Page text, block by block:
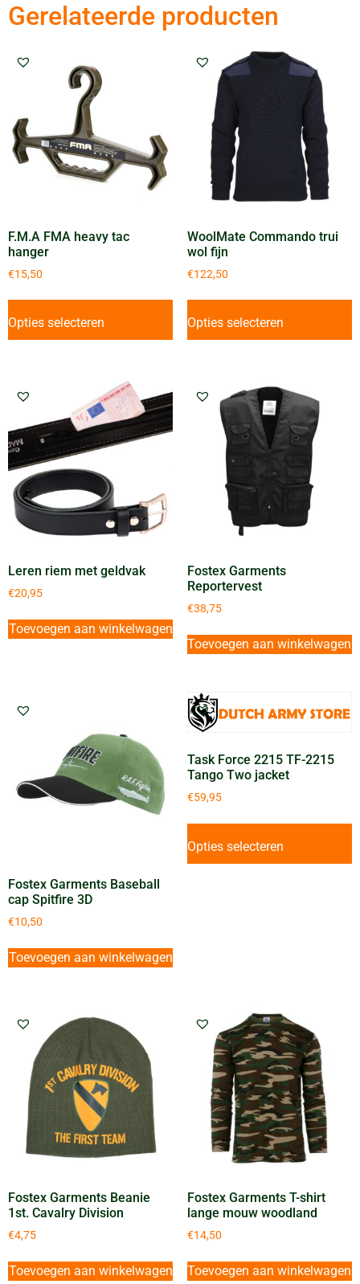
Gerelateerde producten
F.M.A FMA heavy tac
hanger
€15,50
Opties selecteren
WoolMate Commando trui
wol fijn
€122,50
Opties selecteren
Leren riem met geldvak
€20,95
Toevoegen aan winkelwagen
Fostex Garments
Reportervest
€38,75
Toevoegen aan winkelwagen
Fostex Garments Baseball
cap Spitfire 3D
€10,50
Toevoegen aan winkelwagen
Task Force 2215 TF-2215
Tango Two jacket
€59,95
Opties selecteren
Fostex Garments Beanie
1st. Cavalry Division
€4,75
Toevoegen aan winkelwagen
Fostex Garments T-shirt
lange mouw woodland
€14,50
Toevoegen aan winkelwagen